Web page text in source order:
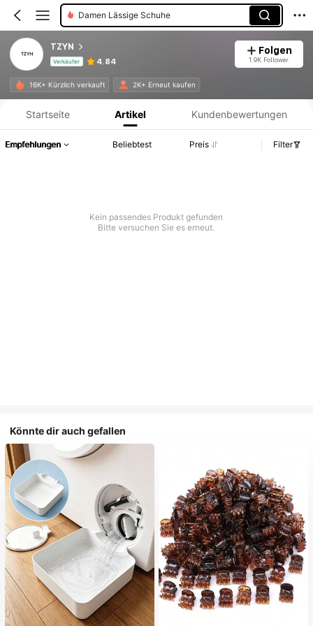
Damen Flache Sandalen
TZYN
Verkäufer 4.84
Folgen
1.9K Follower
16K+ Kürzlich verkauft 2K+ Erneut kaufen
Produktinformation: Preisangabe, Verkaufs- und Lagerbestandsdetails.
Startseite Artikel Kundenbewertungen
Empfehlungen Beliebtest Preis Filter
Kein passendes Produkt gefunden
Bitte versuchen Sie es erneut.
Könnte dir auch gefallen